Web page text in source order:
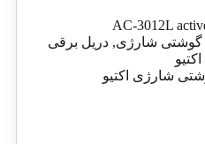
AC-3012L
گوشتی شارژی, دریل برقی
شارژی اکتیو